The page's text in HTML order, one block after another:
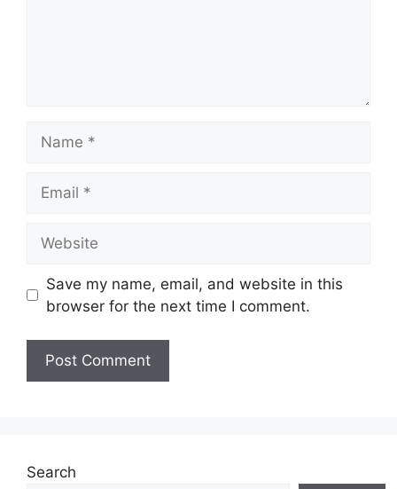
Save my name, email, and website in this
browser for the next time I comment.
Search